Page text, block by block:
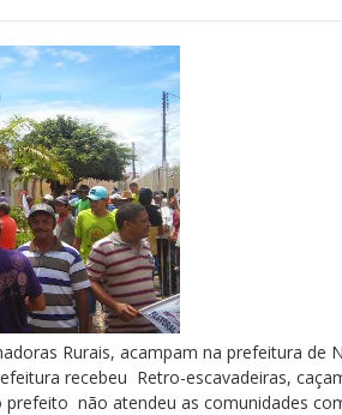
Rurais, acampam na prefeitura de
recebeu Retro-escavadeiras,
não atendeu as comunidades